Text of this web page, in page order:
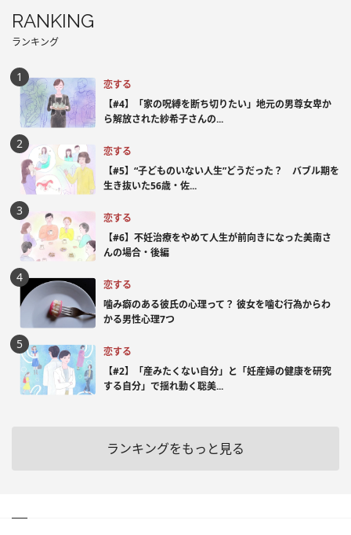
RANKING
ランキング
恋する
【#4】「家の呪縛を断ち切りたい」地元の男尊女卑か
ら解放された紗希子さんの...
恋する
【#5】“子どものいない人生”どうだった？ バブル期を
生き抜いた56歳・佐...
恋する
【#6】不妊治療をやめて人生が前向きになった美南さ
んの場合・後編
恋する
噛み癖のある彼氏の心理って？ 彼女を噛む行為からわ
かる男性心理7つ
恋する
【#2】「産みたくない自分」と「妊産婦の健康を研究
する自分」で揺れ動く聡美...
ランキングをもっと見る